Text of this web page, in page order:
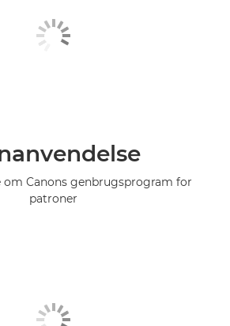
om Canons genbrugsprogram for
patroner